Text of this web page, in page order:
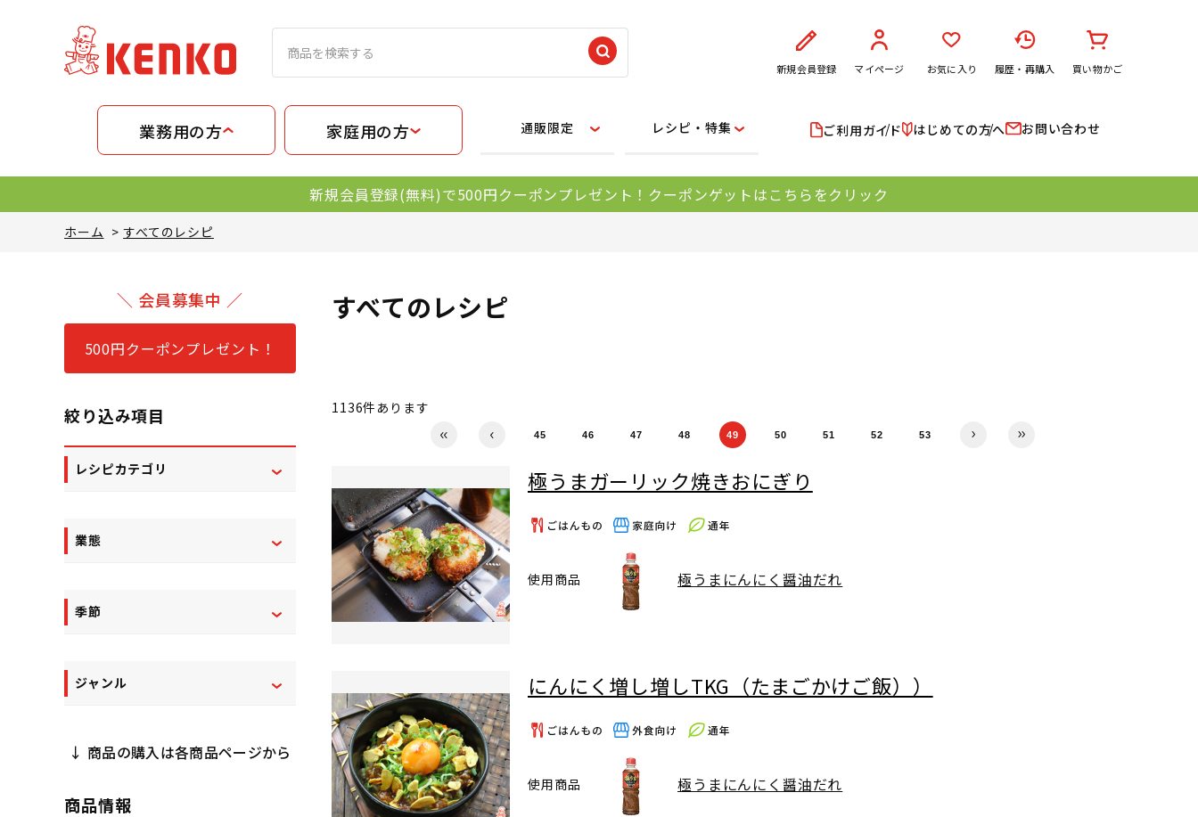
新規会員登録 マイページ お気に入り 履歴・再購入 買い物かご
業務用の方 家庭用の方 通販限定 レシピ・特集 ご利用ガイド はじめての方へ お問い合わせ
新規会員登録(無料)で500円クーポンプレゼント！クーポンゲットはこちらをクリック
ホーム >すべてのレシピ
＼ 会員募集中 ／
500円クーポンプレゼント！
絞り込み項目
レシピカテゴリ
業態
季節
ジャンル
↓ 商品の購入は各商品ページから
商品情報
すべてのレシピ
1136件あります
45 46 47 48 49 50 51 52 53
極うまガーリック焼きおにぎり
使用商品 極うまにんにく醤油だれ
にんにく増し増しTKG（たまごかけご飯））
使用商品 極うまにんにく醤油だれ